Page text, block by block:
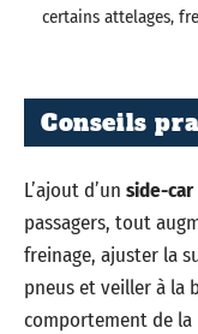
certains attelages,
Conseils
L’ajout d’un side-car
passagers, tout
freinage, ajuster la
pneus et veiller à la
comportement de